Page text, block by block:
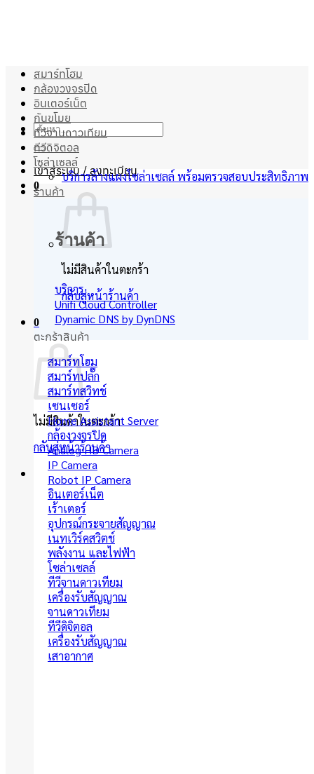
ค้นหา:
เข้าสู่ระบบ / ลงทะเบียน
0
ไม่มีสินค้าในตะกร้า
กลับสู่หน้าร้านค้า
0
ตะกร้าสินค้า
ไม่มีสินค้าในตะกร้า
กลับสู่หน้าร้านค้า
สมาร์ทโฮม
กล้องวงจรปิด
อินเตอร์เน็ต
กันขโมย
ทีวีจานดาวเทียม
ทีวีดิจิตอล
โซล่าเซลล์
บริการล้างแผงโซล่าเซลล์ พร้อมตรวจสอบประสิทธิภาพ
ร้านค้า
ร้านค้า
บริการ
Unifi Cloud Controller
Dynamic DNS by DynDNS
สมาร์ทโฮม
สมาร์ทปลั๊ก
สมาร์ทสวิทช์
เซนเซอร์
Home Assistant Server
กล้องวงจรปิด
Analog HD Camera
IP Camera
Robot IP Camera
อินเตอร์เน็ต
เร้าเตอร์
อุปกรณ์กระจายสัญญาณ
เนทเวิร์คสวิตช์
พลังงาน และไฟฟ้า
โซล่าเซลล์
ทีวีจานดาวเทียม
เครื่องรับสัญญาณ
จานดาวเทียม
ทีวีดิจิตอล
เครื่องรับสัญญาณ
เสาอากาศ